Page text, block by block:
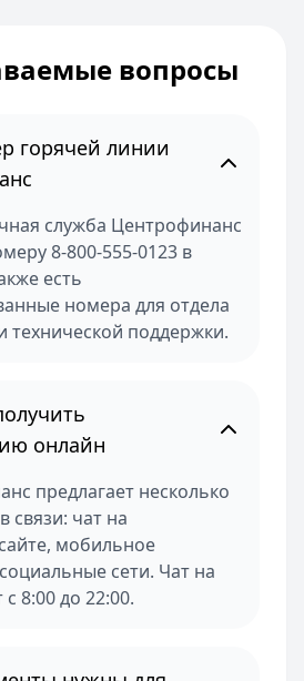
вопросы
горячей линии
служба Центрофинанс
8-800-555-0123 в
есть
номера для отдела
технической поддержки.
онлайн
предлагает несколько
связи: чат на
мобильное
сети. Чат на
8:00 до 22:00.